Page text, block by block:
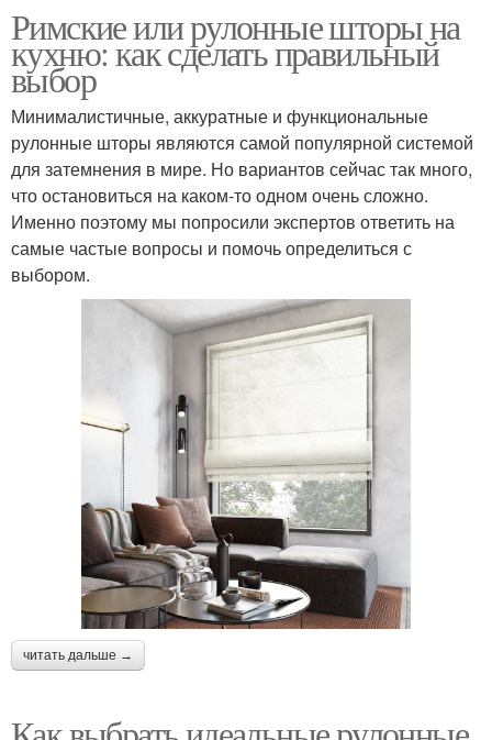
Римские или рулонные шторы на
кухню: как сделать правильный
выбор
Минималистичные, аккуратные и функциональные
рулонные шторы являются самой популярной системой
для затемнения в мире. Но вариантов сейчас так много,
что остановиться на каком-то одном очень сложно.
Именно поэтому мы попросили экспертов ответить на
самые частые вопросы и помочь определиться с
выбором.
читать дальше →